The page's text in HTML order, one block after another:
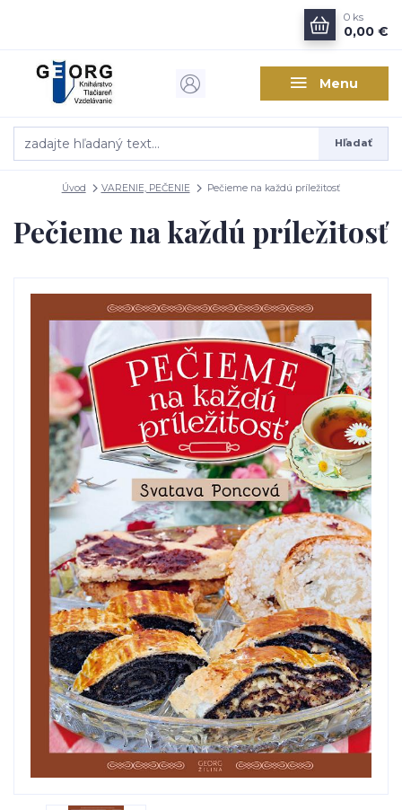
Menu
Hľadať
0 ks
0,00 €
Úvod VARENIE, PEČENIE Pečieme na každú príležitosť
Pečieme na každú príležitosť